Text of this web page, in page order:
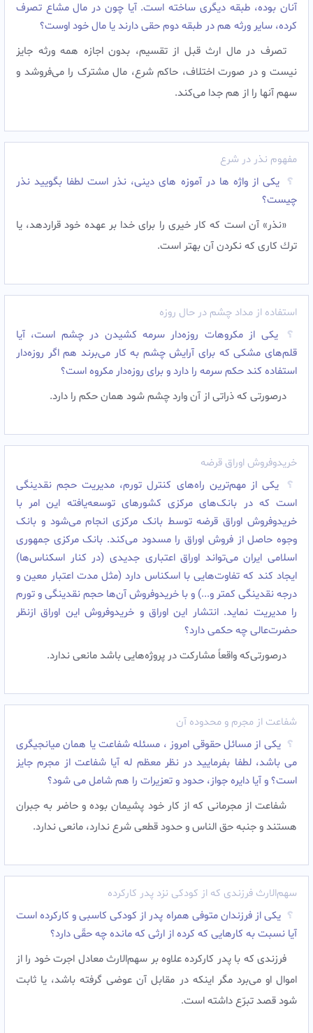
آنان بوده، طبقه دیگری ساخته است. آیا چون در مال مشاع تصرف
کرده، سایر ورثه هم در طبقه دوم حقی دارند یا مال خود اوست؟
تصرف در مال ارث قبل از تقسیم، بدون اجازه همه ورثه جایز
نیست و در صورت اختلاف، حاکم شرع، مال مشترک را می‌فروشد و
سهم آنها را از هم جدا می‌کند.
مفهوم نذر در شرع
یکی از واژه ها در آموزه های دینی، نذر است لطفا بگویید نذر
چیست؟
«نذر» آن است كه كار خيرى را براى خدا بر عهده خود قراردهد، يا
ترك كارى كه نكردن آن بهتر است.
استفاده از مداد چشم در حال روزه
یکی از مکروهات روزه‌دار سرمه کشیدن در چشم است، آیا
قلم‌های مشکی که برای آرایش چشم به کار می‌برند هم اگر روزه‌دار
استفاده کند حکم سرمه را دارد و برای روزه‌دار مکروه است؟
درصورتی که ذراتی از آن وارد چشم شود همان حکم را دارد.
خریدوفروش اوراق قرضه
یکی از مهم‌ترین راه‌های کنترل تورم،‌ مدیریت حجم نقدینگی
است که در بانک‌های مرکزی کشورهای توسعه‌یافته این امر با
خریدوفروش اوراق قرضه توسط بانک مرکزی انجام می‌‌شود و بانک
وجوه حاصل از فروش اوراق را مسدود می‌‌کند. بانک مرکزی جمهوری
اسلامی ایران می‌‌تواند اوراق اعتباری جدیدی (در کنار اسکناس‌ها)
ایجاد کند که تفاوت‌هایی با اسکناس دارد (مثل مدت اعتبار معین و
درجه نقدینگی کمتر و...) و با خریدوفروش آن‌ها حجم نقدینگی و تورم
را مدیریت نماید. انتشار این اوراق و خریدوفروش این اوراق ازنظر
حضرت‌عالی چه حکمی دارد؟
درصورتی‌که واقعاً مشارکت در پروژه‌هایی باشد مانعی ندارد.
شفاعت از مجرم و محدوده آن
یکی از مسائل حقوقی امروز ، مسئله شفاعت یا همان میانجیگری
می باشد، لطفا بفرمایید در نظر معظم له آیا شفاعت از مجرم جایز
است؟ و آیا دایره جواز، حدود و تعزیرات را هم شامل می شود؟
شفاعت از مجرمانی که از کار خود پشیمان بوده و حاضر به جبران
هستند و جنبه حق الناس و حدود قطعی شرع ندارد، مانعی ندارد.‌
سهم‌الارث فرزندی که از کودکی نزد پدر کارکرده
یکی از فرزندان متوفی همراه پدر از کودکى کاسبى و کارکرده است
آیا نسبت به کارهایی که کرده از ارثى که مانده چه حقّى دارد؟
فرزندى که با پدر کارکرده علاوه بر سهم‌الارث معادل اجرت خود را از
اموال او می‌برد مگر اینکه در مقابل آن عوضى گرفته باشد، یا ثابت
شود قصد تبرّع داشته است.